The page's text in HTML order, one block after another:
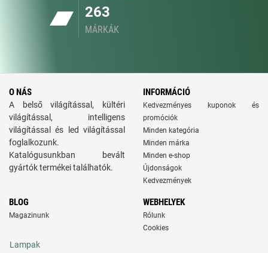
263
MÁRKÁK
O NÁS
A belső világítással, kültéri
világítással, intelligens
világítással és led világítással
foglalkozunk.
Katalógusunkban bevált
gyártók termékei találhatók.
INFORMÁCIÓ
Kedvezményes kuponok és
promóciók
Minden kategória
Minden márka
Minden e-shop
Újdonságok
Kedvezmények
BLOG
Magazinunk
WEBHELYEK
Rólunk
Cookies
Lampak